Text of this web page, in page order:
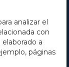
analizar el
con
a
páginas